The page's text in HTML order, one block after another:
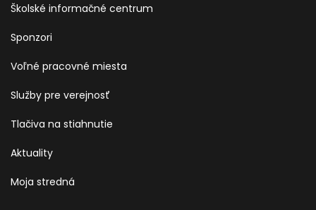
Školské informačné centrum
Sponzori
Voľné pracovné miesta
Služby pre verejnosť
Tlačiva na stiahnutie
Aktuality
Moja stredná